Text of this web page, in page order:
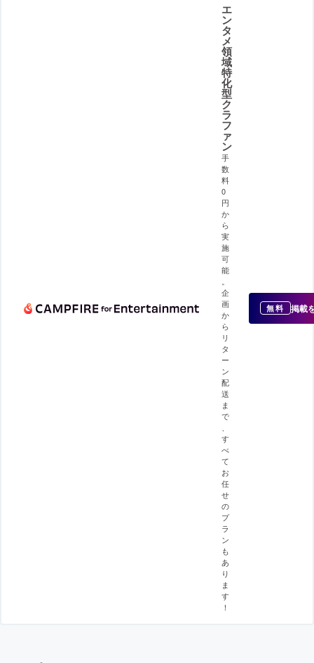
エ
ン
タ
メ
領
域
特
化
型
ク
ラ
フ
ァ
ン
手
数
料
0
円
か
ら
実
施
可
能
企
画
か
ら
リ
タ
ー
ン
配
送
ま
で
す
べ
て
お
任
せ
の
プ
ラ
ン
も
あ
り
ま
す
！
無料 掲載